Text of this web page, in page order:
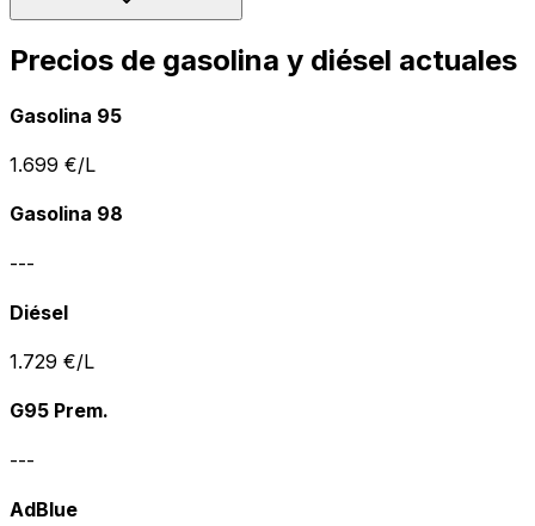
Precios de gasolina y diésel actuales
Gasolina 95
1.699 €/L
Gasolina 98
---
Diésel
1.729 €/L
G95 Prem.
---
AdBlue